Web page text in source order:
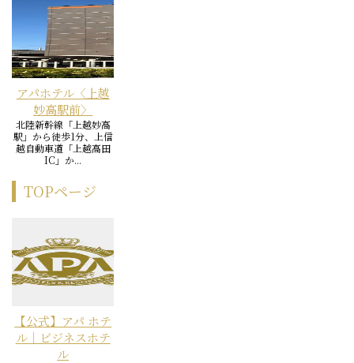
アパホテル〈上越
妙高駅前〉
北陸新幹線「上越妙高
駅」から徒歩1分、上信
越自動車道「上越高田
IC」か...
TOPページ
【公式】アパ ホテ
ル｜ビジネスホテ
ル